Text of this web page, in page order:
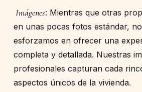
Imágenes: Mientras que otras
en unas pocas fotos estándar,
esforzamos en ofrecer una
completa y detallada. Nuestras
profesionales capturan cada
aspectos únicos de la vivienda.